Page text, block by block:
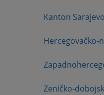
Kanton Sarajevo
Hercegovačko-
Zeničko-